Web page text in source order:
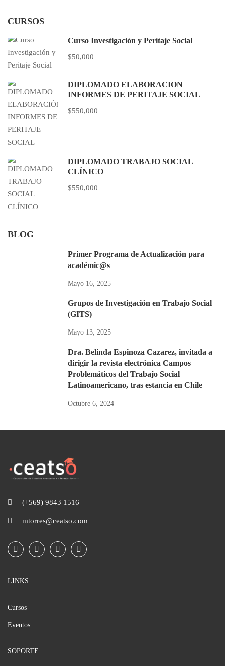
CURSOS
Curso Investigación y Peritaje Social
$50,000
DIPLOMADO ELABORACIÓN
INFORMES DE PERITAJE SOCIAL
$550,000
DIPLOMADO TRABAJO SOCIAL
CLÍNICO
$550,000
BLOG
Primer Programa de Actualización para
académic@s
Mayo 16, 2025
Grupos de Investigación en Trabajo Social
(GITS)
Mayo 13, 2025
Dra. Belinda Espinoza Cazarez, invitada a
dirigir la revista electrónica Campos
Problemáticos del Trabajo Social
Latinoamericano, tras estancia en Chile
Octubre 6, 2024
(+569) 9843 1516
mtorres@ceatso.com
LINKS
Cursos
Eventos
SOPORTE